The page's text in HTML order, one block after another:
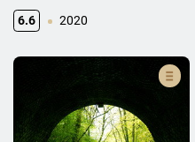
6.6 2020